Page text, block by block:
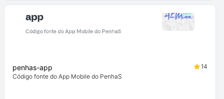
penhas-app
14
Código fonte do App Mobile do PenhaS